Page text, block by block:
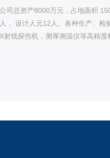
元，占地面积 15000多平方米，工程技术
其中检测
便携式光谱仪，X射线探伤机，测厚测温仪等高